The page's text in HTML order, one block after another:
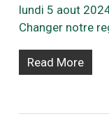
lundi 5 aout
Changer notre
Read More